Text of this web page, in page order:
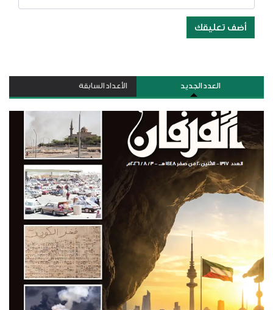
أضف تعليقك
العدد الجديد الأعداد السابقة